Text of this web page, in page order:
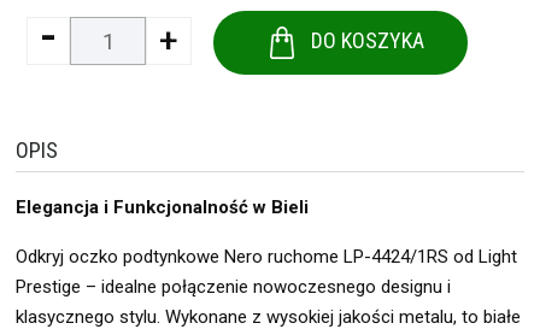
- + DO KOSZYKA
OPIS
Elegancja i Funkcjonalność w Bieli
Odkryj oczko podtynkowe Nero ruchome LP-4424/1RS od Light
Prestige – idealne połączenie nowoczesnego designu i
klasycznego stylu. Wykonane z wysokiej jakości metalu, to białe